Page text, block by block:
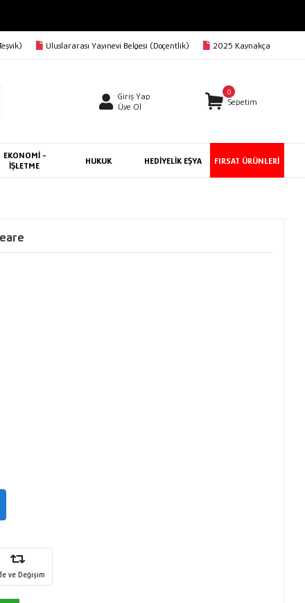
Uluslararası Yayınevi Belgesi (Doçentlik) 2025 Kaynakça
Giriş Yap
Üye Ol
0
Sepetim
EKONOMİ -
İŞLETME
HUKUK HEDİYELİK EŞYA FIRSAT ÜRÜNLERİ
ve Değişim